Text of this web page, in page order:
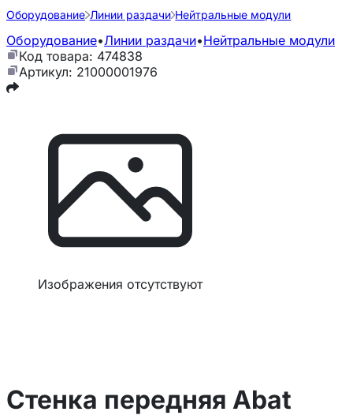
Оборудование Линии раздачи Нейтральные модули
Оборудование•Линии раздачи•Нейтральные модули
Код товара: 474838
Артикул: 21000001976
Изображения отсутствуют
Стенка передняя Abat